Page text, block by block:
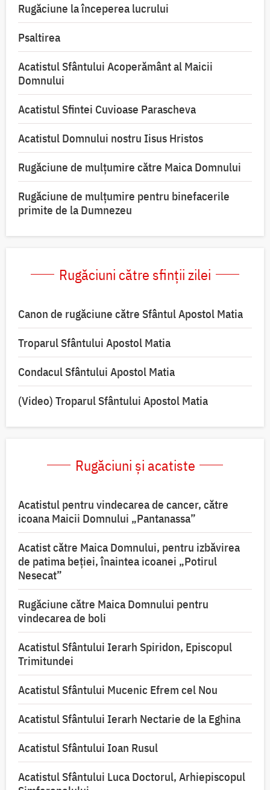
Rugăciune la începerea lucrului
Psaltirea
Acatistul Sfântului Acoperământ al Maicii
Domnului
Acatistul Sfintei Cuvioase Parascheva
Acatistul Domnului nostru Iisus Hristos
Rugăciune de mulţumire către Maica Domnului
Rugăciune de mulțumire pentru binefacerile
primite de la Dumnezeu
Rugăciuni către sfinții zilei
Canon de rugăciune către Sfântul Apostol Matia
Troparul Sfântului Apostol Matia
Condacul Sfântului Apostol Matia
(Video) Troparul Sfântului Apostol Matia
Rugăciuni și acatiste
Acatistul pentru vindecarea de cancer, către
icoana Maicii Domnului „Pantanassa”
Acatist către Maica Domnului, pentru izbăvirea
de patima beției, înaintea icoanei „Potirul
Nesecat”
Rugăciune către Maica Domnului pentru
vindecarea de boli
Acatistul Sfântului Ierarh Spiridon, Episcopul
Trimitundei
Acatistul Sfântului Mucenic Efrem cel Nou
Acatistul Sfântului Ierarh Nectarie de la Eghina
Acatistul Sfântului Ioan Rusul
Acatistul Sfântului Luca Doctorul, Arhiepiscopul